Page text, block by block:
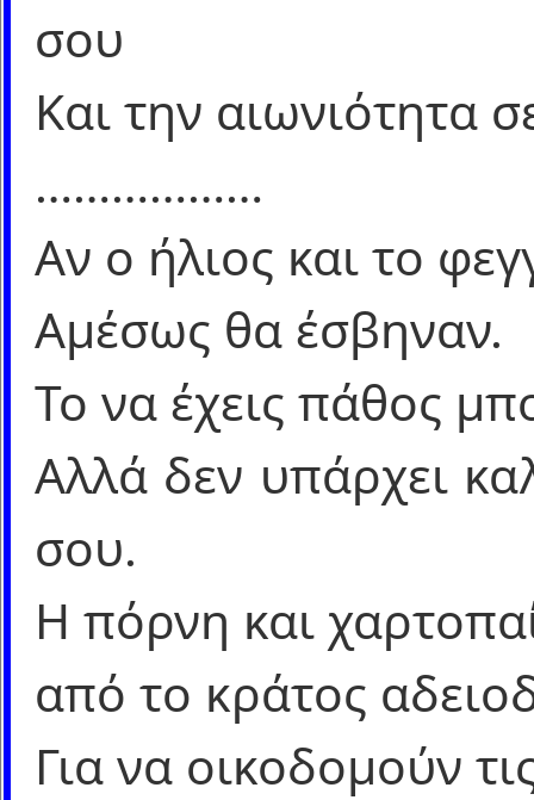
σου
Και την αιωνιότητα
………………
Αν ο ήλιος και το
Αμέσως θα έσβηναν.
Το να έχεις πάθος
Αλλά δεν υπάρχει
σου.
Η πόρνη και
από το κράτος
Για να οικοδομούν